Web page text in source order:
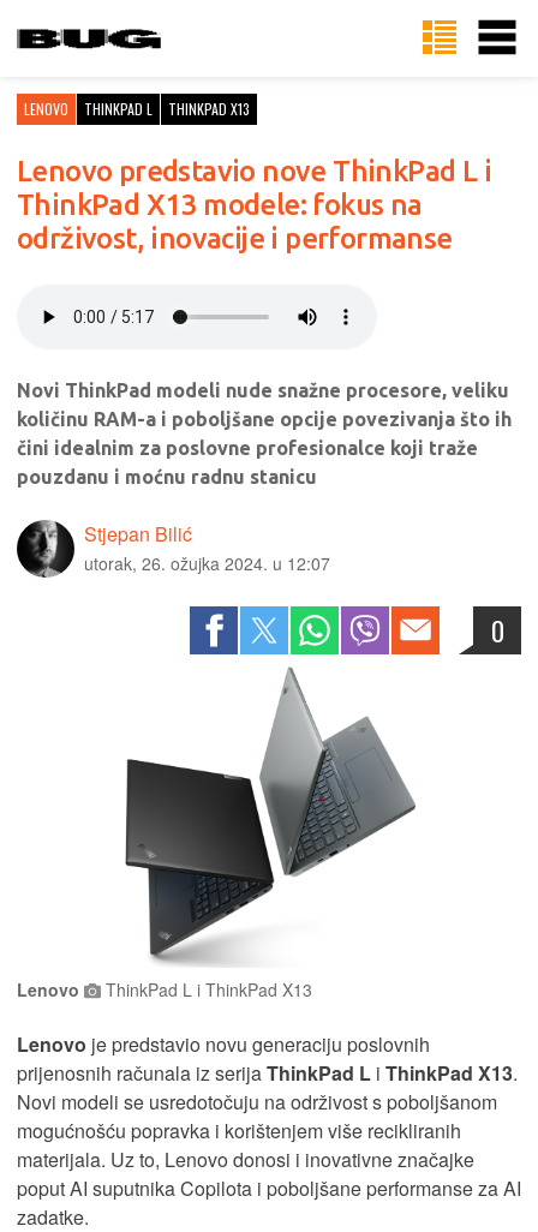
LENOVO THINKPAD L THINKPAD X13
Lenovo predstavio nove ThinkPad L i
ThinkPad X13 modele: fokus na
održivost, inovacije i performanse
Novi ThinkPad modeli nude snažne procesore, veliku
količinu RAM-a i poboljšane opcije povezivanja što ih
čini idealnim za poslovne profesionalce koji traže
pouzdanu i moćnu radnu stanicu
Stjepan Bilić
utorak, 26. ožujka 2024. u 12:07
0
Lenovo ThinkPad L i ThinkPad X13
Lenovo je predstavio novu generaciju poslovnih
prijenosnih računala iz serijaThinkPad L i ThinkPad X13.
Novi modeli se usredotočuju na održivost s poboljšanom
mogućnošću popravka i korištenjem više recikliranih
materijala. Uz to, Lenovo donosi i inovativne značajke
poput AI suputnika Copilota i poboljšane performanse za AI
zadatke.